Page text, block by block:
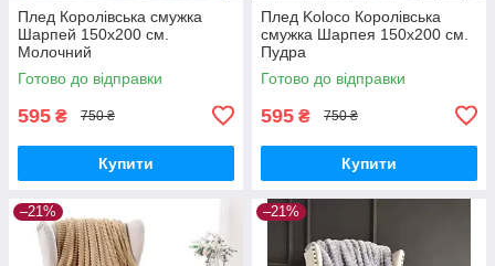
Плед Королівська смужка
Шарпей 150х200 см.
Молочний
Готово до відправки
595 ₴ 750 ₴
Купити
Плед Koloco Королівська
смужка Шарпея 150х200 см.
Пудра
Готово до відправки
595 ₴ 750 ₴
Купити
–21% –21%